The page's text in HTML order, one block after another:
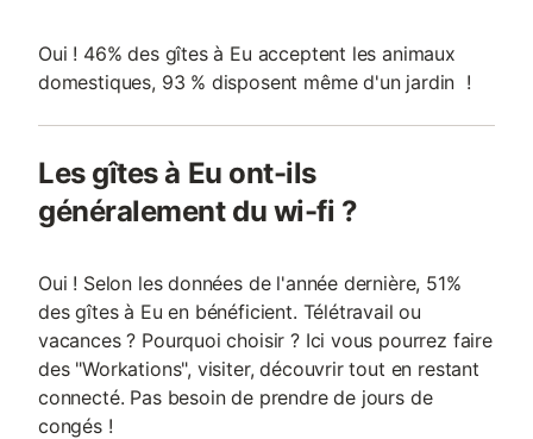
Oui ! 46% des gîtes à Eu acceptent les animaux
domestiques, 93 % disposent même d'un jardin !
Les gîtes à Eu ont-ils
généralement du wi-fi ?
Oui ! Selon les données de l'année dernière, 51%
des gîtes à Eu en bénéficient. Télétravail ou
vacances ? Pourquoi choisir ? Ici vous pourrez faire
des "Workations", visiter, découvrir tout en restant
connecté. Pas besoin de prendre de jours de
congés !